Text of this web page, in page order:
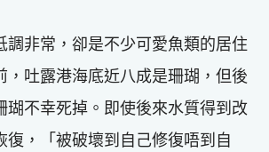
調非常，卻是不少可愛魚類的居住
，吐露港海底近八成是珊瑚，但後
瑚不幸死掉。即使後來水質得到改
復，「被破壞到自己修復唔到自